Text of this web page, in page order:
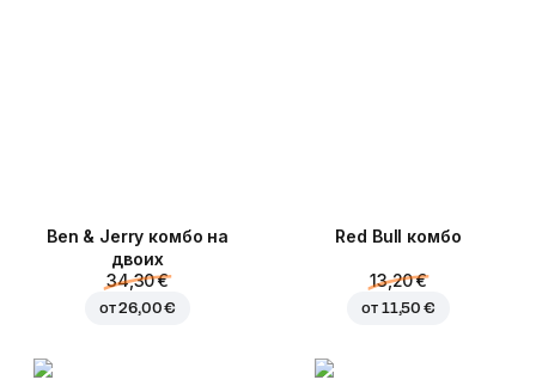
Ben & Jerry комбо на
двоих
34,30 €
от26,00 €
Red Bull комбо
13,20 €
от 11,50 €